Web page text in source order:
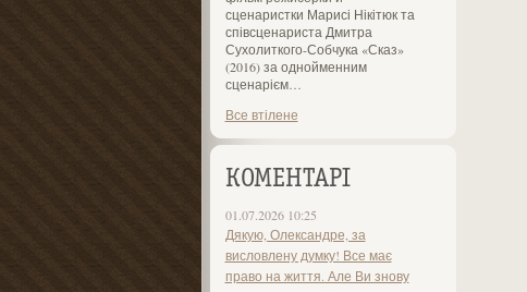
сценаристки Марисі Нікітюк та
співсценариста Дмитра
Сухолиткого-Собчука «Сказ»
(2016) за однойменним
сценарієм…
Все втілене
КОМЕНТАРІ
01.07.2026 10:25
Дякую, Олександре, за
висловлену думку! Все має
право на життя. Але Ви знову